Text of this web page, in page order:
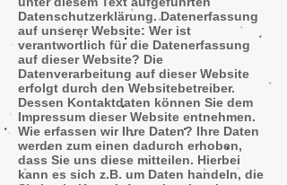
Datenschutzerklärung. Datenerfassung
auf unserer Website: Wer ist
verantwortlich für die Datenerfassung
auf dieser Website? Die
Datenverarbeitung auf dieser Website
erfolgt durch den Websitebetreiber.
Dessen Kontaktdaten können Sie dem
Impressum dieser Website entnehmen.
Wie erfassen wir Ihre Daten? Ihre Daten
werden zum einen dadurch erhoben,
dass Sie uns diese mitteilen. Hierbei
kann es sich z.B. um Daten handeln, die